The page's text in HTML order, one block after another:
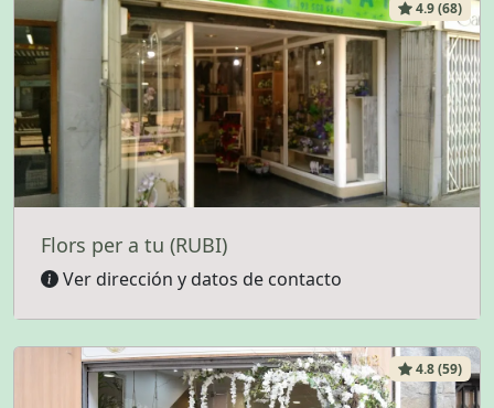
4.9 (68)
Flors per a tu (RUBI)
Ver dirección y datos de contacto
4.8 (59)